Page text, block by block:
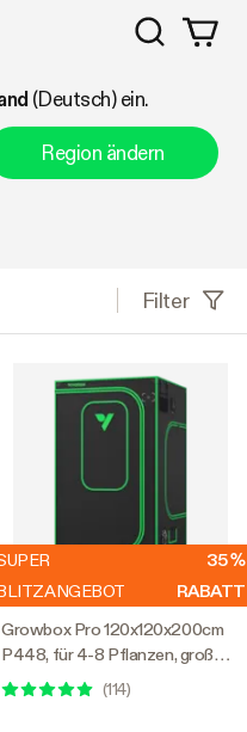
Suchen
(Deutsch) ein.
Region ändern
Filter
35 %
RABATT
Growbox Pro 120x120x200cm
P448, für 4-8 Pflanzen, großes
Frontfenster, für den Indoor-
Pflanzenanbau
(114)